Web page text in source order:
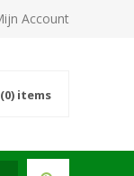
Account
(0) items